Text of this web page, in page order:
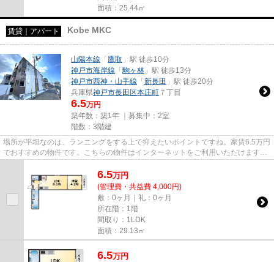
面積：25.44㎡
賃貸｜アパート Kobe MKC
山陽本線 「 鷹取 」駅 徒歩10分
神戸市海岸線 「駒ヶ林 」駅 徒歩13分
神戸市西神・山手線 「 新長田 」駅 徒歩20分
兵庫県神戸市長田区本庄町 ７丁目
6.5万円
築年数：築1年 ｜募集中： 2室
階数：3階建
場所が平坦なのは、ランニングをする上で抑えたいポイントですね。家賃6.5万円
でおすすめの物件です。こちらの物件はインターネットをご利用いただけます。
6.5万円
(管理費・共益費 4,000円)
敷：0ヶ月｜礼：0ヶ月
所在階：1階
間取り：1LDK
面積：29.13㎡
6.5万円